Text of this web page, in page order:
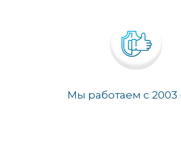
Мы работаем с 2003